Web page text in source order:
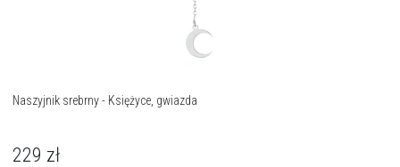
Naszyjnik srebrny - Księżyce, gwiazda
229 zł